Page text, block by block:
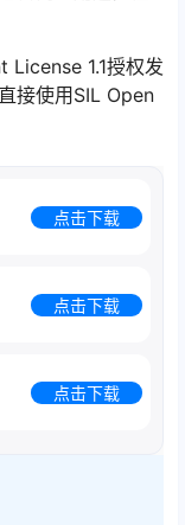
1.1授权发
接使用SIL Open
点击下载
点击下载
点击下载